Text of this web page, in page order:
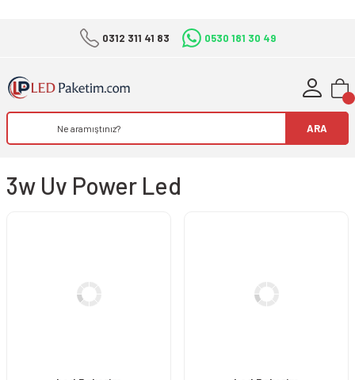
0312 311 41 83 0530 181 30 49
ARA
3w Uv Power Led